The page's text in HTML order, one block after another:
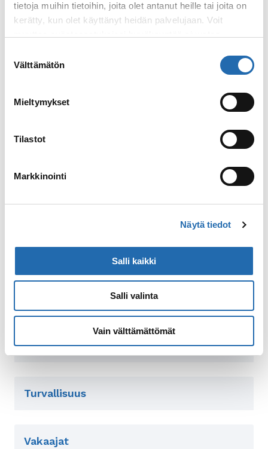
tietoja muihin tietoihin, joita olet antanut heille tai joita on
kerätty, kun olet käyttänyt heidän palvelujaan. Voit
valinta
Välttämätön
Mieltymykset
Tilastot
Markkinointi
Näytä tiedot
Salli kaikki
Salli valinta
Vain välttämättömät
Nettiyhteys laivalla
Palvelumaksut ja tippaaminen
Pyykkipalvelut
Ruoka ja juoma
Tupakoiminen
Turvallisuus
Vakaajat